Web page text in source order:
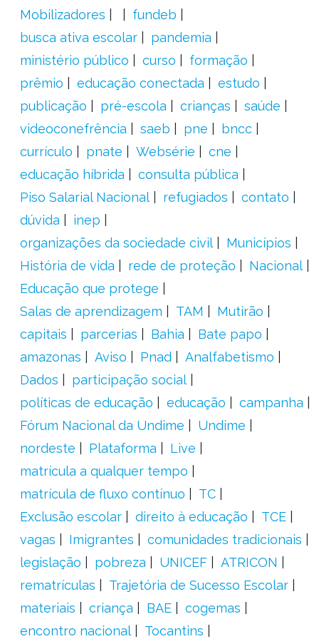
Mobilizadores
fundeb
busca ativa escolar
pandemia
ministério público
curso
formação
prêmio
educação conectada
estudo
publicação
pré-escola crianças
saúde
videoconefrência
saeb pne
bncc
currículo
pnate Websérie
cne
educação híbrida
consulta pública
Piso Salarial Nacional
refugiados
contato
dúvida
inep
organizações da sociedade civil
Municípios
História de vida
rede de proteção
Nacional
Educação que protege
Salas de aprendizagem
TAM
Mutirão
capitais
parcerias Bahia
Bate papo
amazonas
Aviso Pnad
Analfabetismo
Dados
participação social
políticas de educação
educação
campanha
Fórum Nacional da Undime
Undime
nordeste
Plataforma
Live
matrícula a qualquer tempo
matrícula de fluxo contínuo
TC
Exclusão escolar
direito à educação
TCE
vagas
Imigrantes
comunidades tradicionais
legislação
pobreza UNICEF
ATRICON
rematrículas
Trajetória de Sucesso Escolar
materiais
criança BAE
cogemas
encontro nacional
Tocantins